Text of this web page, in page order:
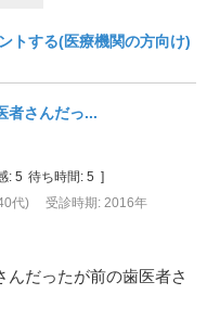
トする(医療機関の方向け)
者さんだっ...
: 5 待ち時間: 5 ]
代) 受診時期: 2016年
んだったが前の歯医者さ